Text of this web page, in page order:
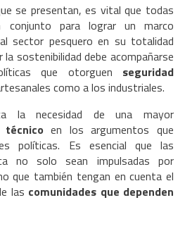
se presentan, es vital que todas
para lograr un marco
sector pesquero en su totalidad
sostenibilidad debe acompañarse
que otorguen seguridad
como a los industriales.
la necesidad de una mayor
en los argumentos que
políticas. Es esencial que las
no solo sean impulsadas por
que también tengan en cuenta el
las comunidades que dependen